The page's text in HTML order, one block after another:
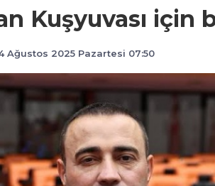
Kuşyuvası için
Ağustos 2025 Pazartesi 07:50